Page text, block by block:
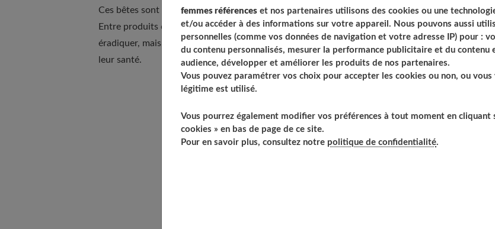
Ces bêtes sont petites, mais très envahissantes et elles se propagent rapidement d’une tête à
Entre produits classiques et astuces de grand-mère, vous allez voir que vous pouvez non
éradiquer, mais également protéger vos enfants de la contamination sans pour autant mettre en
leur santé.
Protéger vos enfants de la contamination
Si les poux sont installés
femmes références et nos partenaires utilisons des cookies ou une
et/ou accéder à des informations sur votre appareil. Nous pouvons aussi
personnelles (comme vos données de navigation et votre adresse IP) pour :
du contenu personnalisés, mesurer la performance publicitaire et du contenu
audience, développer et améliorer les produits de nos partenaires.
Vous pouvez paramétrer vos choix pour accepter les cookies ou non, ou
légitime est utilisé.
Vous pourrez également modifier vos préférences à tout moment en cliquant
cookies » en bas de page de ce site.
Pour en savoir plus, consultez notre politique de confidentialité.